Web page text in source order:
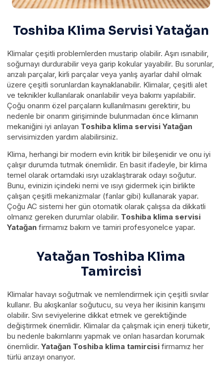
Toshiba Klima Servisi Yatağan
Klimalar çeşitli problemlerden mustarip olabilir. Aşırı ısınabilir,
soğumayı durdurabilir veya garip kokular yayabilir. Bu sorunlar,
arızalı parçalar, kirli parçalar veya yanlış ayarlar dahil olmak
üzere çeşitli sorunlardan kaynaklanabilir. Klimalar, çeşitli alet
ve teknikler kullanılarak onarılabilir veya bakımı yapılabilir.
Çoğu onarım özel parçaların kullanılmasını gerektirir, bu
nedenle bir onarım girişiminde bulunmadan önce klimanın
mekaniğini iyi anlayan Toshiba klima servisi Yatağan
servisimizden yardım alabilirsiniz.
Klima, herhangi bir modern evin kritik bir bileşenidir ve onu iyi
çalışır durumda tutmak önemlidir. En basit ifadeyle, bir klima
temel olarak ortamdaki ısıyı uzaklaştırarak odayı soğutur.
Bunu, evinizin içindeki nemi ve ısıyı gidermek için birlikte
çalışan çeşitli mekanizmalar (fanlar gibi) kullanarak yapar.
Çoğu AC sistemi her gün otomatik olarak çalışsa da dikkatli
olmanız gereken durumlar olabilir. Toshiba klima servisi
Yatağan firmamız bakım ve tamiri profesyonelce yapar.
Yatağan Toshiba Klima
Tamircisi
Klimalar havayı soğutmak ve nemlendirmek için çeşitli sıvılar
kullanır. Bu akışkanlar soğutucu, su veya her ikisinin karışımı
olabilir. Sıvı seviyelerine dikkat etmek ve gerektiğinde
değiştirmek önemlidir. Klimalar da çalışmak için enerji tüketir,
bu nedenle bakımlarını yapmak ve onları hasardan korumak
önemlidir. Yatağan Toshiba klima tamircisi firmamız her
türlü arızayı onarıyor.